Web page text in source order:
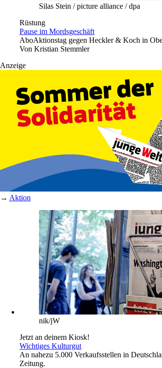
Silas Stein / picture alliance / dpa
Rüstung
Pause im Mordsgeschäft
AboAktionstag gegen Heckler & Koch in
Von Kristian Stemmler
Anzeige
→ Aktion
nik/jW
Jetzt an deinem Kiosk!
Wichtiges Kulturgut
An nahezu 5.000 Verkaufsstellen in
Zeitung.